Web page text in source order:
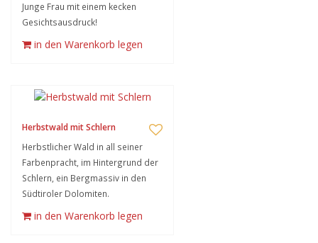
Junge Frau mit einem kecken
Gesichtsausdruck!
in den Warenkorb legen
Herbstwald mit Schlern
Herbstlicher Wald in all seiner
Farbenpracht, im Hintergrund der
Schlern, ein Bergmassiv in den
Südtiroler Dolomiten.
in den Warenkorb legen